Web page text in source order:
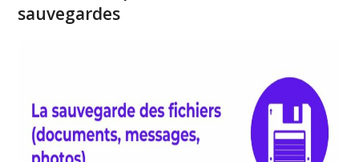
sauvegardes